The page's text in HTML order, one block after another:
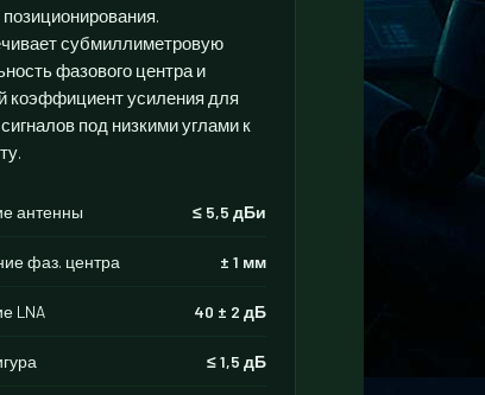
позиционирования.
субмиллиметровую
фазового центра и
коэффициент усиления для
под низкими углами к
антенны ≤ 5,5 дБи
фаз. центра ± 1 мм
LNA 40 ± 2 дБ
≤ 1,5 дБ